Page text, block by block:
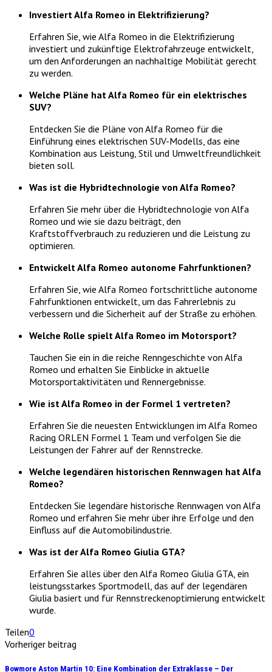
Investiert Alfa Romeo in Elektrifizierung?
Erfahren Sie, wie Alfa Romeo in die Elektrifizierung
investiert und zukünftige Elektrofahrzeuge entwickelt,
um den Anforderungen an nachhaltige Mobilität gerecht
zu werden.
Welche Pläne hat Alfa Romeo für ein elektrisches
SUV?
Entdecken Sie die Pläne von Alfa Romeo für die
Einführung eines elektrischen SUV-Modells, das eine
Kombination aus Leistung, Stil und Umweltfreundlichkeit
bieten soll.
Was ist die Hybridtechnologie von Alfa Romeo?
Erfahren Sie mehr über die Hybridtechnologie von Alfa
Romeo und wie sie dazu beiträgt, den
Kraftstoffverbrauch zu reduzieren und die Leistung zu
optimieren.
Entwickelt Alfa Romeo autonome Fahrfunktionen?
Erfahren Sie, wie Alfa Romeo fortschrittliche autonome
Fahrfunktionen entwickelt, um das Fahrerlebnis zu
verbessern und die Sicherheit auf der Straße zu erhöhen.
Welche Rolle spielt Alfa Romeo im Motorsport?
Tauchen Sie ein in die reiche Renngeschichte von Alfa
Romeo und erhalten Sie Einblicke in aktuelle
Motorsportaktivitäten und Rennergebnisse.
Wie ist Alfa Romeo in der Formel 1 vertreten?
Erfahren Sie die neuesten Entwicklungen im Alfa Romeo
Racing ORLEN Formel 1 Team und verfolgen Sie die
Leistungen der Fahrer auf der Rennstrecke.
Welche legendären historischen Rennwagen hat Alfa
Romeo?
Entdecken Sie legendäre historische Rennwagen von Alfa
Romeo und erfahren Sie mehr über ihre Erfolge und den
Einfluss auf die Automobilindustrie.
Was ist der Alfa Romeo Giulia GTA?
Erfahren Sie alles über den Alfa Romeo Giulia GTA, ein
leistungsstarkes Sportmodell, das auf der legendären
Giulia basiert und für Rennstreckenoptimierung entwickelt
wurde.
Teilen0
Vorheriger beitrag
Bowmore Aston Martin 10: Eine Kombination der Extraklasse – Der